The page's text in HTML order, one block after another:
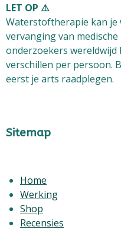
LET OP ⚠️
Waterstoftherapie kan je
vervanging van
onderzoekers wereldwijd
verschillen per persoon.
eerst je arts raadplegen.
Sitemap
Home
Werking
Shop
Recensies